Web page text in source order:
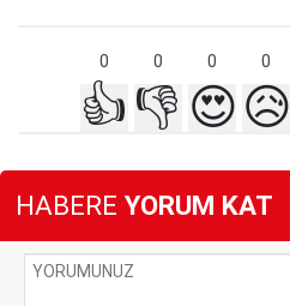
0 0 0 0
👍 👎 😍😥
HABERE YORUM KAT